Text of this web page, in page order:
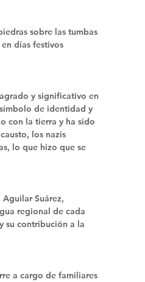
sobre las tumbas
días festivos
y significativo en
de identidad y
con la tierra y ha sido
los nazis
lo que hizo que se
Suárez,
regional de cada
su contribución a la
a cargo de familiares